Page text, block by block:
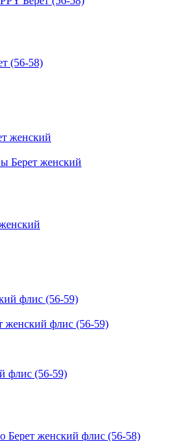
(56-58)
Берет женский
женский флис (56-59)
флис (56-59)